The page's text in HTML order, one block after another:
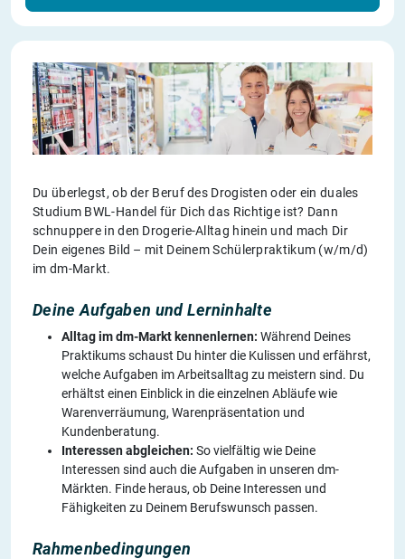
Du überlegst, ob der Beruf des Drogisten oder ein duales
Studium BWL-Handel für Dich das Richtige ist? Dann
schnuppere in den Drogerie-Alltag hinein und mach Dir
Dein eigenes Bild – mit Deinem Schülerpraktikum (w/m/d)
im dm-Markt.
Deine Aufgaben und Lerninhalte
Alltag im dm-Markt kennenlernen: Während Deines
Praktikums schaust Du hinter die Kulissen und erfährst,
welche Aufgaben im Arbeitsalltag zu meistern sind. Du
erhältst einen Einblick in die einzelnen Abläufe wie
Warenverräumung, Warenpräsentation und
Kundenberatung.
Interessen abgleichen: So vielfältig wie Deine
Interessen sind auch die Aufgaben in unseren dm-
Märkten. Finde heraus, ob Deine Interessen und
Fähigkeiten zu Deinem Berufswunsch passen.
Rahmenbedingungen